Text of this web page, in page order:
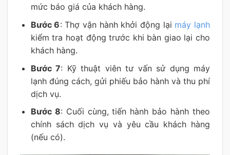
mức báo giá của khách hàng.
Bước 6: Thợ vận hành khởi động lại máy lạnh
kiểm tra hoạt động trước khi bàn giao lại cho
khách hàng.
Bước 7: Kỹ thuật viên tư vấn sử dụng máy
lạnh đúng cách, gửi phiếu bảo hành và thu phí
dịch vụ.
Bước 8: Cuối cùng, tiến hành bảo hành theo
chính sách dịch vụ và yêu cầu khách hàng
(nếu có).